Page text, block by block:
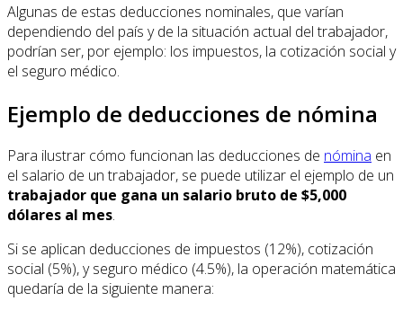
Algunas de estas deducciones nominales, que varían
dependiendo del país y de la situación actual del trabajador,
podrían ser, por ejemplo: los impuestos, la cotización social y
el seguro médico.
Ejemplo de deducciones de nómina
Para ilustrar cómo funcionan las deducciones de nómina en
el salario de un trabajador, se puede utilizar el ejemplo de un
trabajador que gana un salario bruto de $5,000
dólares al mes.
Si se aplican deducciones de impuestos (12%), cotización
social (5%), y seguro médico (4.5%), la operación matemática
quedaría de la siguiente manera: